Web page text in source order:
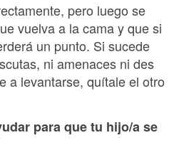
pero luego se
vuelva a la cama y que si
un punto. Si sucede
ni amenaces ni des
a levantarse, quítale el otro
para que tu hijo/a se